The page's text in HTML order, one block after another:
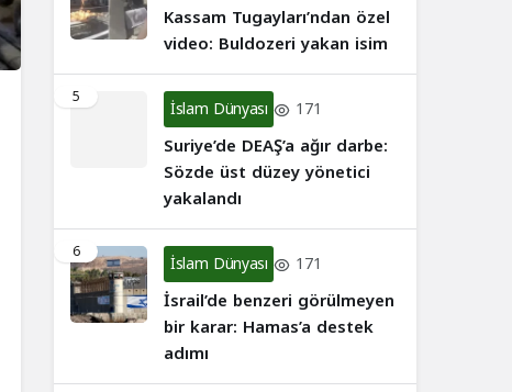
Kassam Tugayları’ndan özel
video: Buldozeri yakan isim
5 İslam Dünyası 171
Suriye’de DEAŞ’a ağır darbe:
Sözde üst düzey yönetici
yakalandı
6 İslam Dünyası 171
İsrail’de benzeri görülmeyen
bir karar: Hamas’a destek
adımı